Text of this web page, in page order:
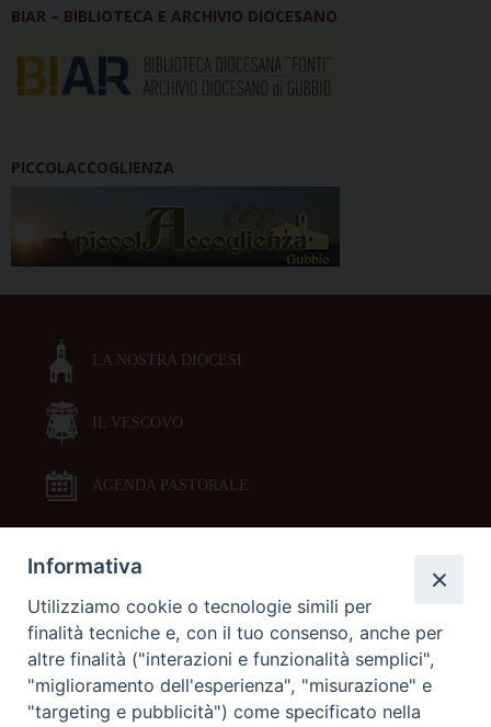
BIAR – BIBLIOTECA E ARCHIVIO DIOCESANO
PICCOLACCOGLIENZA
LA NOSTRA DIOCESI
IL VESCOVO
AGENDA PASTORALE
DOCUMENTI PASTORALI
ORARI MESSE
LITURGIA DELLE ORE
Informativa
Utilizziamo cookie o tecnologie simili per
finalità tecniche e, con il tuo consenso, anche per
altre finalità ("interazioni e funzionalità semplici",
"miglioramento dell'esperienza", "misurazione" e
"targeting e pubblicità") come specificato nella